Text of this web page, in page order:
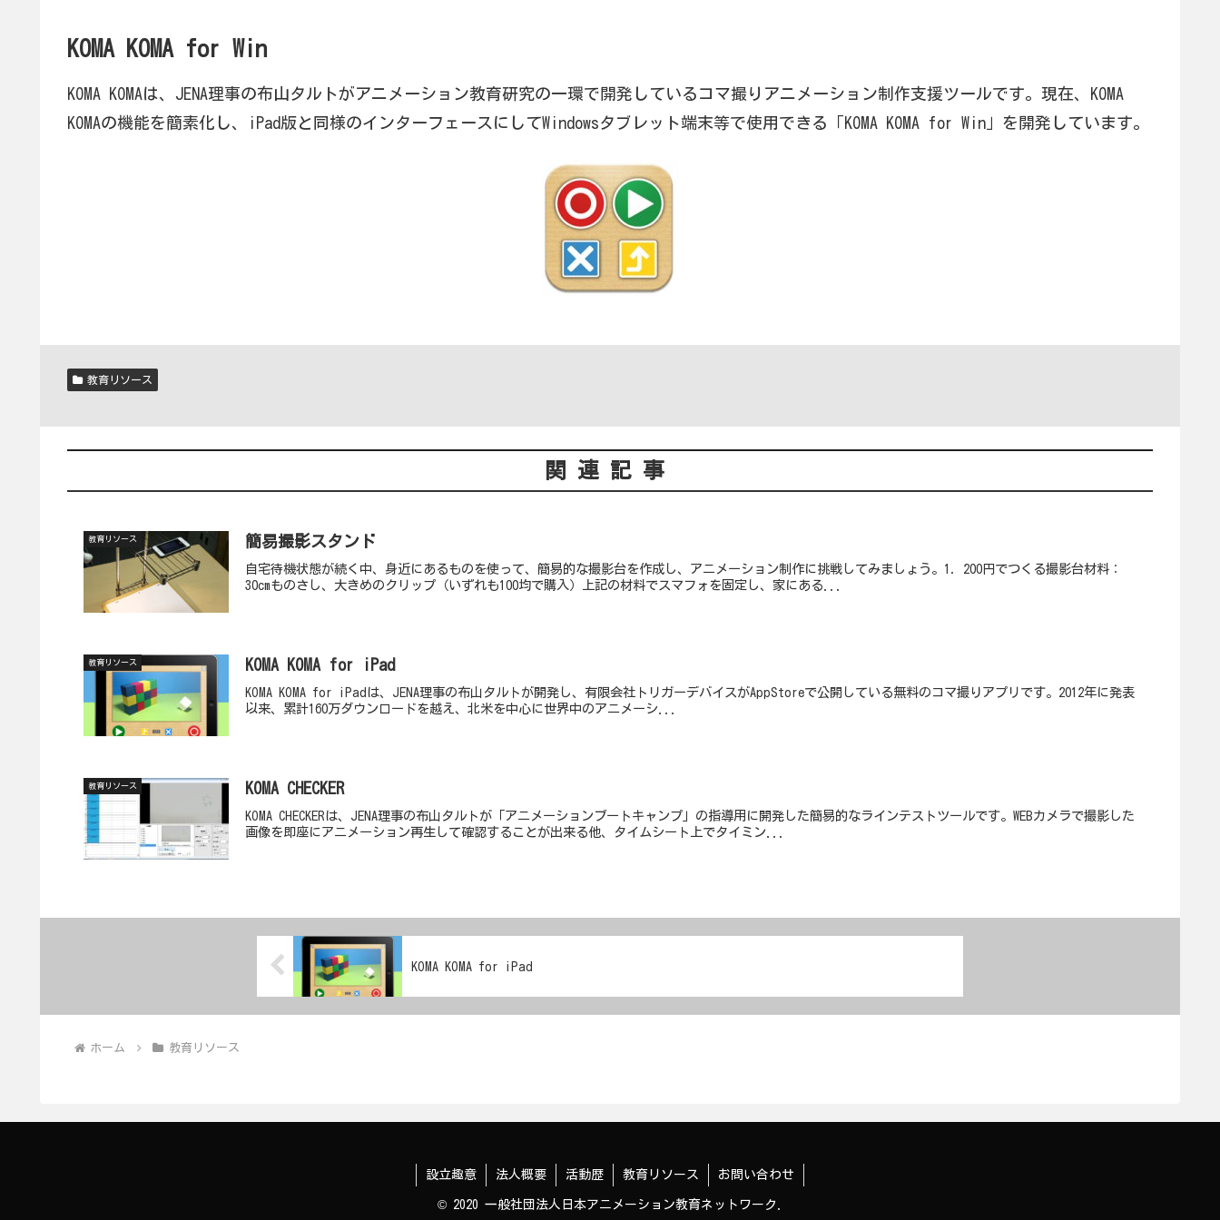
KOMA KOMA for Win
KOMA KOMAは、JENA理事の布山タルトがアニメーション教育研究の一環で開発しているコマ撮りアニメーション制作支援ツールです。現在、KOMA
KOMAの機能を簡素化し、iPad版と同様のインターフェースにしてWindowsタブレット端末等で使用できる「KOMA KOMA for Win」を開発しています。
教育リソース
関連記事
教育リソース 簡易撮影スタンド
自宅待機状態が続く中、身近にあるものを使って、簡易的な撮影台を作成し、アニメーション制作に挑戦してみましょう。1．200円でつくる撮影台材料：
30cmものさし、大きめのクリップ（いずれも100均で購入）上記の材料でスマフォを固定し、家にある...
教育リソース KOMA KOMA for iPad
KOMA KOMA for iPadは、JENA理事の布山タルトが開発し、有限会社トリガーデバイスがAppStoreで公開している無料のコマ撮りアプリです。2012年に発表
以来、累計160万ダウンロードを越え、北米を中心に世界中のアニメーシ...
教育リソース KOMA CHECKER
KOMA CHECKERは、JENA理事の布山タルトが「アニメーションブートキャンプ」の指導用に開発した簡易的なラインテストツールです。WEBカメラで撮影した
画像を即座にアニメーション再生して確認することが出来る他、タイムシート上でタイミン...
KOMA KOMA for iPad
ホーム 教育リソース
設立趣意 法人概要 活動歴 教育リソース お問い合わせ
© 2020 一般社団法人日本アニメーション教育ネットワーク.